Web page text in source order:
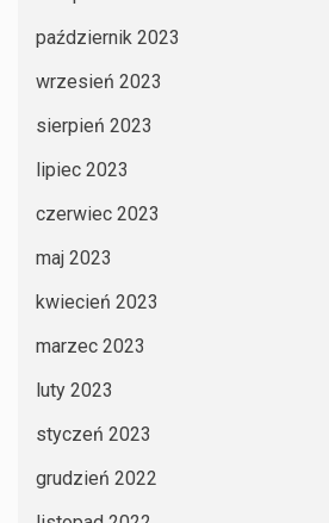
październik 2023
wrzesień 2023
sierpień 2023
lipiec 2023
czerwiec 2023
maj 2023
kwiecień 2023
marzec 2023
luty 2023
styczeń 2023
grudzień 2022